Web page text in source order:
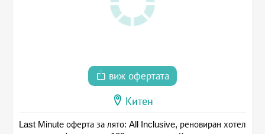
виж офертата
Китен
Last Minute оферта за лято: All Inclusive, реновиран хотел